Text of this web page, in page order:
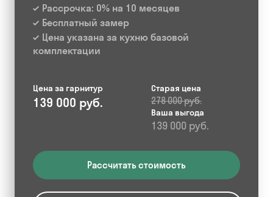
Рассрочка: 0% на 10 месяцев
Бесплатный замер
Цена указана за кухню базовой
комплектации
Цена за гарнитур
139 000 руб.
Старая цена
278 000 руб.
Ваша выгода
139 000 руб.
Рассчитать стоимость